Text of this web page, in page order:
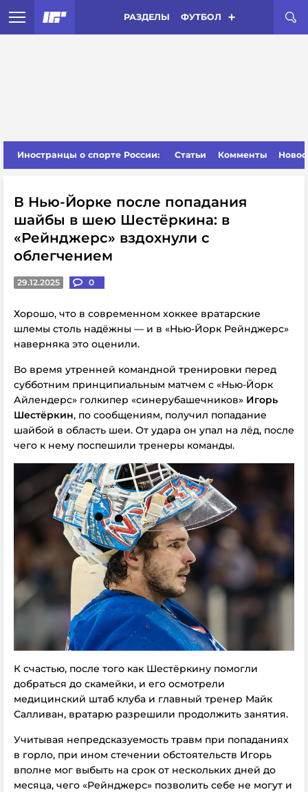
РАЗДЕЛЫ ФУТБОЛ
Иностранцы о спорте России: Статьи Комменты
В Нью-Йорке после попадания
шайбы в шею Шестёркина: в
«Рейнджерс» вздохнули с
облегчением
29.12.2025 0
Хорошо, что в современном хоккее вратарские
шлемы столь надёжны — и в «Нью-Йорк Рейнджерс»
наверняка это оценили.
Во время утренней командной тренировки перед
субботним принципиальным матчем c «Нью-Йорк
Айлендерс» голкипер «синерубашечников» Игорь
Шестёркин, по сообщениям, получил попадание
шайбой в область шеи. От удара он упал на лёд, после
чего к нему поспешили тренеры команды.
К счастью, после того как Шестёркину помогли
добраться до скамейки, и его осмотрели
медицинский штаб клуба и главный тренер Майк
Салливан, вратарю разрешили продолжить занятия.
Учитывая непредсказуемость травм при попаданиях
в горло, при ином стечении обстоятельств Игорь
вполне мог выбыть на срок от нескольких дней до
месяца, чего «Рейнджерс» позволить себе не могут и